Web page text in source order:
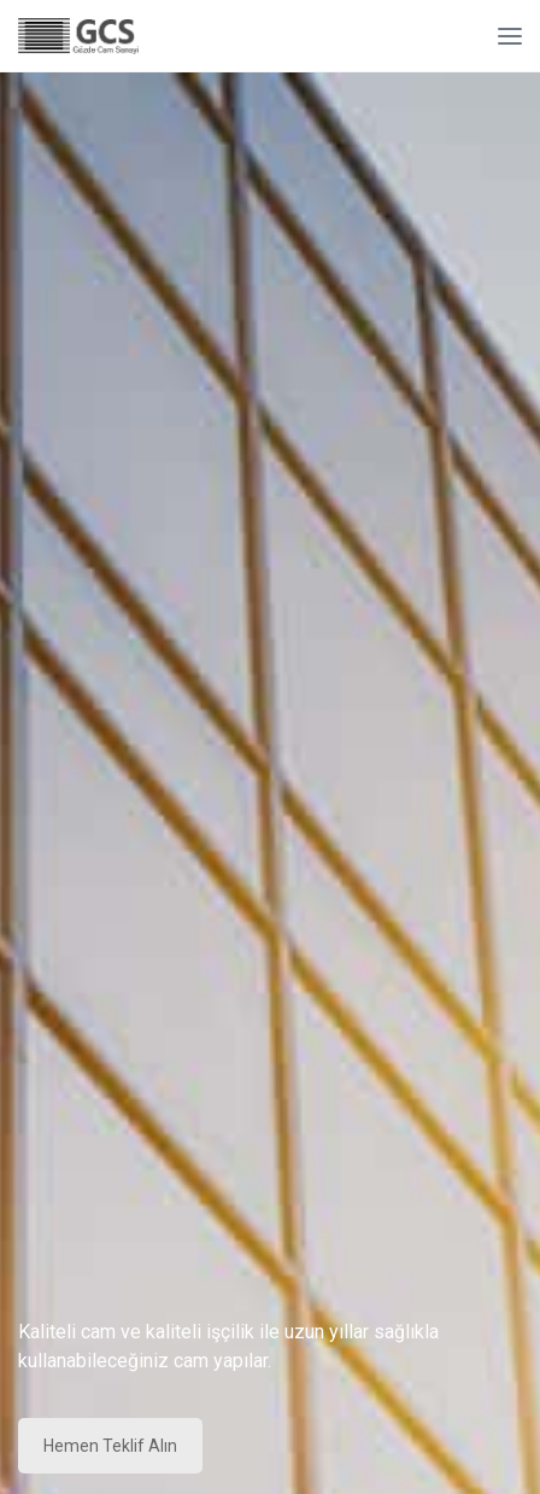
Kaliteli cam ve kaliteli işçilik ile uzun yıllar sağlıkla
kullanabileceğiniz cam yapılar.
Hemen Teklif Alın